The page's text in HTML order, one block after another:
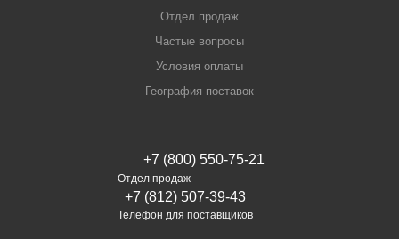
Отдел продаж
Частые вопросы
Условия оплаты
География поставок
+7 (800) 550-75-21
Отдел продаж
+7 (812) 507-39-43
Телефон для поставщиков